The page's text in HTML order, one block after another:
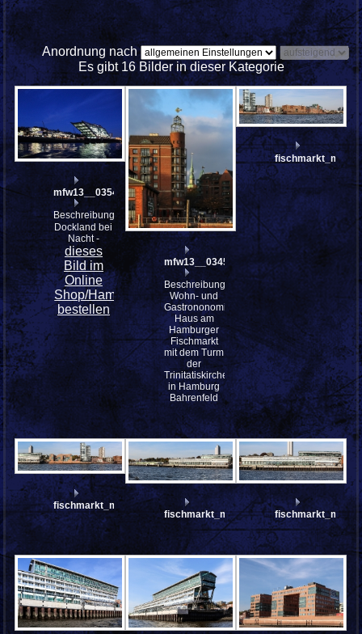
Anordnung nach
Es gibt 16 Bilder in dieser Kategorie
mfw13__035473
Beschreibung:
Dockland bei
Nacht -
dieses
Bild im
Online
Shop/Hamburg
bestellen
mfw13__034589_
Beschreibung:
Wohn- und
Gastrononomie
Haus am
Hamburger
Fischmarkt
mit dem Turm
der
Trinitatiskirche
in Hamburg
Bahrenfeld
fischmarkt_mfw13__033106_sti
fischmarkt_mfw13__033105_st